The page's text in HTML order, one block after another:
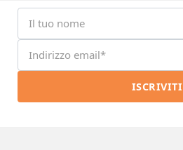
ISCRIVITI